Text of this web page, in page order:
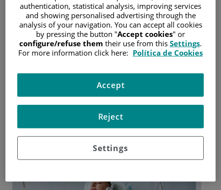
beneficios de la música en
pacientes con leucemia mieloide
aguda y trasplantados de médula
ósea
Basado la hipótesis de que la música puede transformar
el estado de ánimo en pacientes hospitalizados, el
authentication, statistical analysis, improving services
and showing personalised advertising through the
analysis of your navigation. You can accept all cookies
by pressing the button "Accept cookies" or
configure/refuse them their use from this Settings.
For more information click here: Política de Cookies
Settings
Reject
Accept